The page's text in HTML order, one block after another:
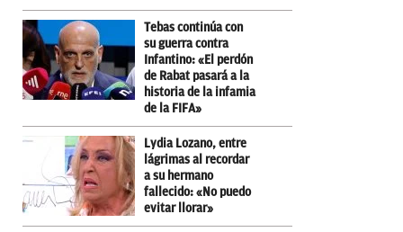
Tebas continúa con
su guerra contra
Infantino: «El perdón
de Rabat pasará a la
historia de la infamia
de la FIFA»
Lydia Lozano, entre
lágrimas al recordar
a su hermano
fallecido: «No puedo
evitar llorar»